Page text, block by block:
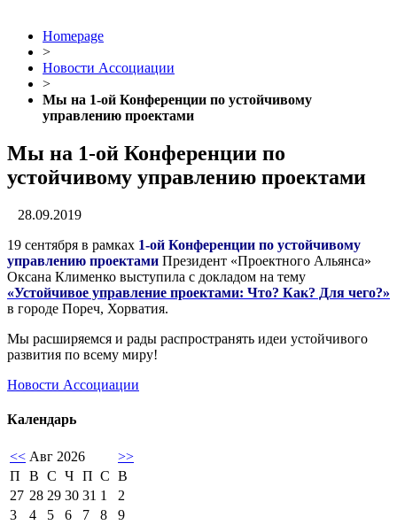
Homepage
>
Новости Ассоциации
>
Мы на 1-ой Конференции по устойчивому
управлению проектами
Мы на 1-ой Конференции по
устойчивому управлению проектами
28.09.2019
19 сентября в рамках 1-ой Конференции по устойчивому
управлению проектами Президент «Проектного Альянса»
Оксана Клименко выступила с докладом на тему
«Устойчивое управление проектами: Что? Как? Для чего?»
в городе Пореч, Хорватия.
Мы расширяемся и рады распространять идеи устойчивого
развития по всему миру!
Новости Ассоциации
Календарь
<< Авг 2026
>>
П
В С Ч П С В
27 28 29 30 31 1
2
3
4 5 6 7 8 9